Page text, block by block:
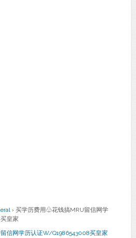
› 买学历费用♧花钱搞MRU留信网学
皇家
信网学历认证W/Q1986543008买皇家